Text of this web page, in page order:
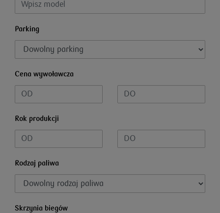
Parking
Cena wywoławcza
Rok produkcji
Rodzaj paliwa
Skrzynia biegów